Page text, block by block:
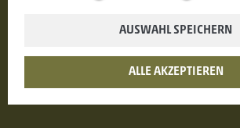
ADRESSE
Familie Götsch | Lingweg 18
AUSWAHL SPEICHERN
ALLE AKZEPTIEREN